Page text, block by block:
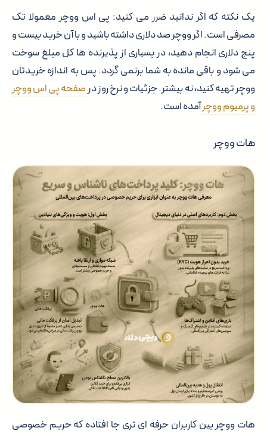
یک نکته که اگر ندانید ضرر می کنید: پی اس ووچر معمولا تک
مصرفی است. اگر ووچر صد دلاری داشته باشید و با آن خرید بیست و
پنج دلاری انجام دهید، در بسیاری از پذیرنده ها کل مبلغ سوخت
می شود و باقی مانده به شما برنمی گردد. پس به اندازه خریدتان
ووچر تهیه کنید، نه بیشتر. جزئیات و نرخ روز درصفحه پی اس ووچر
و پرمیوم ووچرآمده است.
هات ووچر
هات ووچر بین کاربران حرفه ای تری جا افتاده که حریم خصوصی